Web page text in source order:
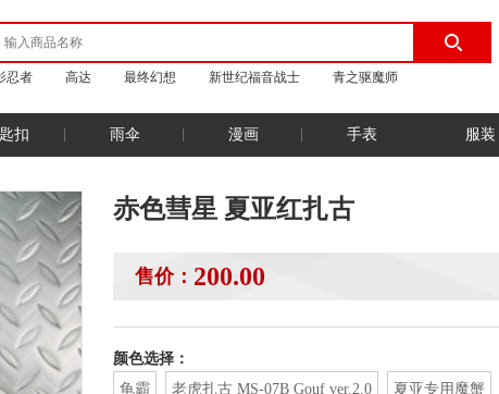
忍者 高达 最终幻想 新世纪福音战士 青之驱魔师
扣 雨伞 漫画 手表 服装
赤色彗星 夏亚红扎古
售价： 200.00
颜色选择：
龟霸
老虎扎古 MS-07B Gouf ver.2.0 夏亚专用魔蟹